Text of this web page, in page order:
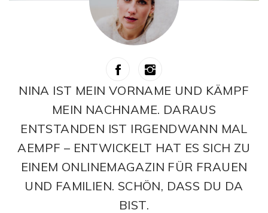
NINA IST MEIN VORNAME UND KÄMPF
MEIN NACHNAME. DARAUS
ENTSTANDEN IST IRGENDWANN MAL
AEMPF – ENTWICKELT HAT ES SICH ZU
EINEM ONLINEMAGAZIN FÜR FRAUEN
UND FAMILIEN. SCHÖN, DASS DU DA
BIST.